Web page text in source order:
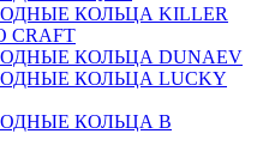
КОЛЬЦА KILLER
КОЛЬЦА DUNAEV
КОЛЬЦА LUCKY
КОЛЬЦА В